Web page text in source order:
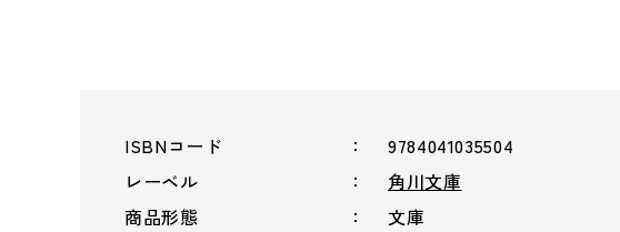
ISBNコード
9784041035504
レーベル
角川文庫
商品形態
文庫